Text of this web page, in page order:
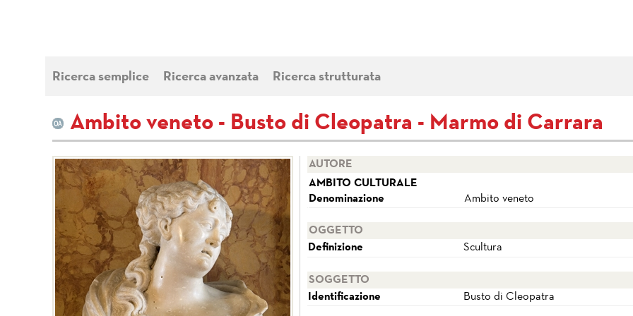
Ricerca semplice Ricerca avanzata Ricerca strutturata
Ambito veneto - Busto di Cleopatra - Marmo di Carrara
AUTORE
AMBITO CULTURALE
Denominazione
Ambito veneto
OGGETTO
Definizione
Scultura
SOGGETTO
Identificazione
Busto di Cleopatra